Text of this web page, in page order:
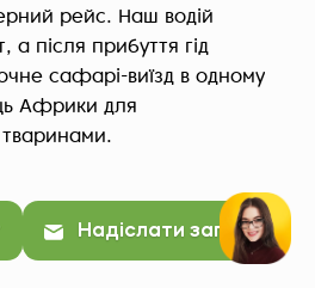
рейс. Наш водій
а після прибуття гід
сафарі-виїзд в одному
Африки для
Надіслати запит